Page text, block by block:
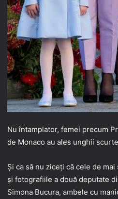
Nu întamplator, femei precum
de Monaco au ales unghii
Și ca să nu ziceți că cele de
și fotografiile a două deputate
Simona Bucura, ambele cu